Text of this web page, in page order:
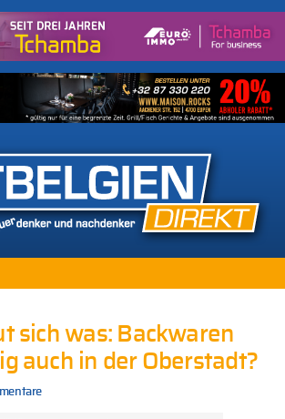
sich was: Backwaren
auch in der Oberstadt?